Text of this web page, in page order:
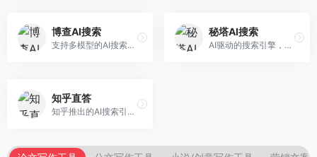
博查AI搜索
支持多模型的AI搜索引擎，整合多种大模型能力。面向AI爱好者，提供多模型搜索、答案对比、深度分析等服务，模型选择灵活。
秘塔AI搜索
AI驱动的搜索引擎，专注于无广告直达结果。面向研究者和信息获取需求者，提供深度搜索、来源标注、答案整理等服务，搜索结果干净准确，信息可信度高。
知乎直答
知乎推出的AI搜索引擎，专注于知识问答场景。面向知识获取者，提供知乎内容搜索、智能问答、知识整理等服务，专业知识丰富。